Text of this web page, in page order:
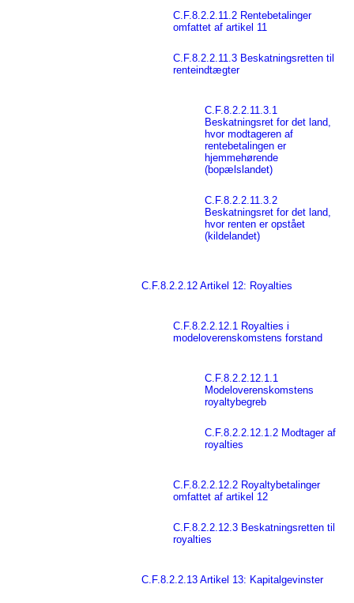
C.F.8.2.2.11.2 Rentebetalinger
omfattet af artikel 11
C.F.8.2.2.11.3 Beskatningsretten til
renteindtægter
C.F.8.2.2.11.3.1
Beskatningsret for det land,
hvor modtageren af
rentebetalingen er
hjemmehørende
(bopælslandet)
C.F.8.2.2.11.3.2
Beskatningsret for det land,
hvor renten er opstået
(kildelandet)
C.F.8.2.2.12 Artikel 12: Royalties
C.F.8.2.2.12.1 Royalties i
modeloverenskomstens forstand
C.F.8.2.2.12.1.1
Modeloverenskomstens
royaltybegreb
C.F.8.2.2.12.1.2 Modtager af
royalties
C.F.8.2.2.12.2 Royaltybetalinger
omfattet af artikel 12
C.F.8.2.2.12.3 Beskatningsretten til
royalties
C.F.8.2.2.13 Artikel 13: Kapitalgevinster